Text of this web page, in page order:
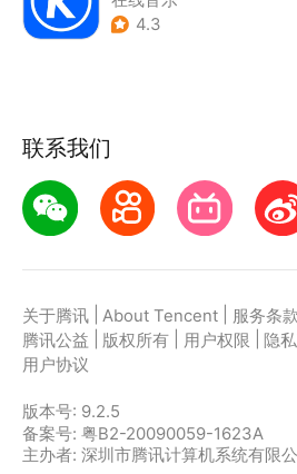
4.3
联系我们
关于腾讯 About Tencent 服务条款
腾讯公益
版权所有 用户权限 隐
用户协议
版本号: 9.2.5
备案号: 粤B2-20090059-1623A
主办者: 深圳市腾讯计算机系统有限